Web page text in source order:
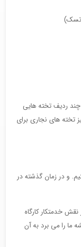
ردیف تخته هایی
تخته های نجاری برای
و در زمان گذشته در
خدمتکار کارگاه
را می برد به آن